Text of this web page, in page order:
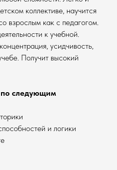
коллективе, научится
взрослым как с педагогом.
к учебной.
усидчивость,
Получит высокий
по следующим
и логики